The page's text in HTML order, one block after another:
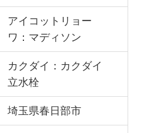
アイコットリョー
ワ：マディソン
カクダイ：カクダイ
立水栓
埼玉県春日部市